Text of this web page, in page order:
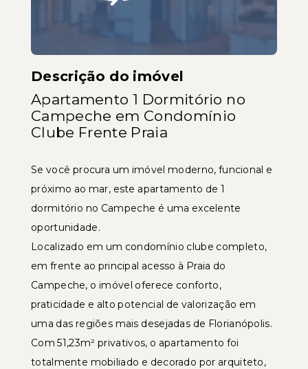
Descrição do imóvel
Apartamento 1 Dormitório no
Campeche em Condomínio
Clube Frente Praia
Se você procura um imóvel moderno, funcional e
próximo ao mar, este apartamento de 1
dormitório no Campeche é uma excelente
oportunidade.
Localizado em um condomínio clube completo,
em frente ao principal acesso à Praia do
Campeche, o imóvel oferece conforto,
praticidade e alto potencial de valorização em
uma das regiões mais desejadas de Florianópolis.
Com 51,23m² privativos, o apartamento foi
totalmente mobiliado e decorado por arquiteto,